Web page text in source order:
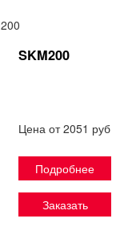
SKM200
Цена от 2051 руб
Подробнее
Заказать